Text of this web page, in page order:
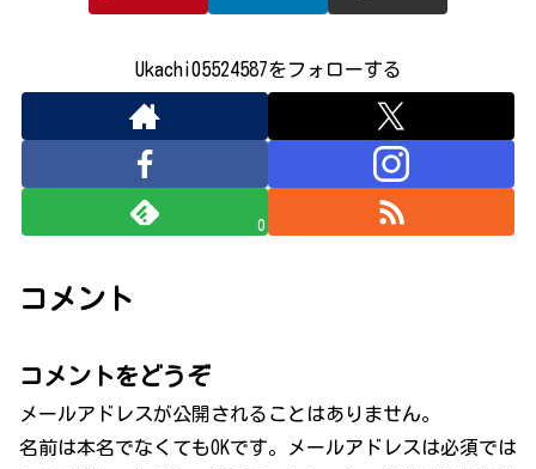
Ukachi05524587をフォローする
0
コメント
コメントをどうぞ
メールアドレスが公開されることはありません。
名前は本名でなくてもOKです。メールアドレスは必須では